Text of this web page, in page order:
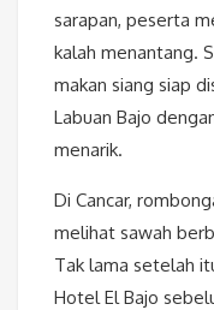
sarapan, peserta
kalah menantang.
makan siang siap
Labuan Bajo
menarik.
Di Cancar,
melihat sawah
Tak lama setelah
Hotel El Bajo